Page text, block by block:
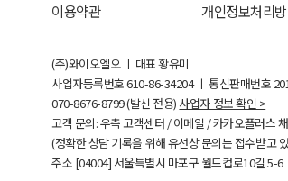
이용약관 개인정보처리
(주)와이오엘오 ㅣ 대표 황유미
사업자등록번호610-86-34204ㅣ 통신판매번호
070-8676-8799 (발신 전용) 사업자 정보 확인 >
고객 문의: 우측 고객센터 / 이메일 / 카카오플러스
(정확한 상담 기록을 위해 유선상 문의는 접수받고
주소 [04004] 서울특별시 마포구 월드컵로10길5-6